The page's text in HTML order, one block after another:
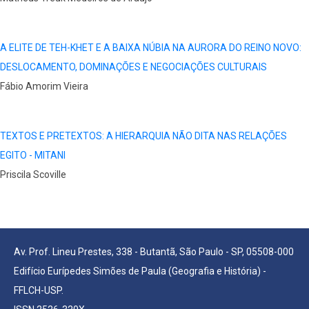
A ELITE DE TEH-KHET E A BAIXA NÚBIA NA AURORA DO REINO NOVO:
DESLOCAMENTO, DOMINAÇÕES E NEGOCIAÇÕES CULTURAIS
Fábio Amorim Vieira
TEXTOS E PRETEXTOS: A HIERARQUIA NÃO DITA NAS RELAÇÕES
EGITO - MITANI
Priscila Scoville
Av. Prof. Lineu Prestes, 338 - Butantã, São Paulo - SP, 05508-000
Edifício Eurípedes Simões de Paula (Geografia e História) -
FFLCH-USP.